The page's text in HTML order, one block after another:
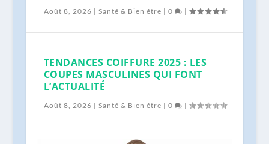
Août 8, 2026 | Santé & Bien être | 0 |
TENDANCES COIFFURE 2025 : LES
COUPES MASCULINES QUI FONT
L’ACTUALITÉ
Août 8, 2026 | Santé & Bien être | 0 |